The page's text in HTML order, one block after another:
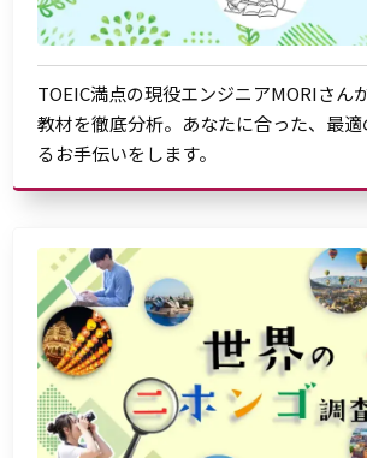
TOEIC満点の現役エンジニアMORIさん
教材を徹底分析。あなたに合った、最
るお手伝いをします。